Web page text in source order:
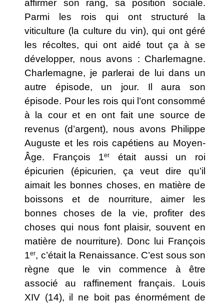
affirmer son rang, sa position sociale.
Parmi les rois qui ont structuré la
viticulture (la culture du vin), qui ont géré
les récoltes, qui ont aidé tout ça à se
développer, nous avons : Charlemagne.
Charlemagne, je parlerai de lui dans un
autre épisode, un jour. Il aura son
épisode. Pour les rois qui l’ont consommé
à la cour et en ont fait une source de
revenus (d’argent), nous avons Philippe
Auguste et les rois capétiens au Moyen-
Âge. François 1er
était aussi un roi
épicurien (épicurien, ça veut dire qu’il
aimait les bonnes choses, en matière de
boissons et de nourriture, aimer les
bonnes choses de la vie, profiter des
choses qui nous font plaisir, souvent en
matière de nourriture). Donc lui François
1er, c’était la Renaissance. C’est sous son
règne que le vin commence à être
associé au raffinement français. Louis
XIV (14), il ne boit pas énormément de